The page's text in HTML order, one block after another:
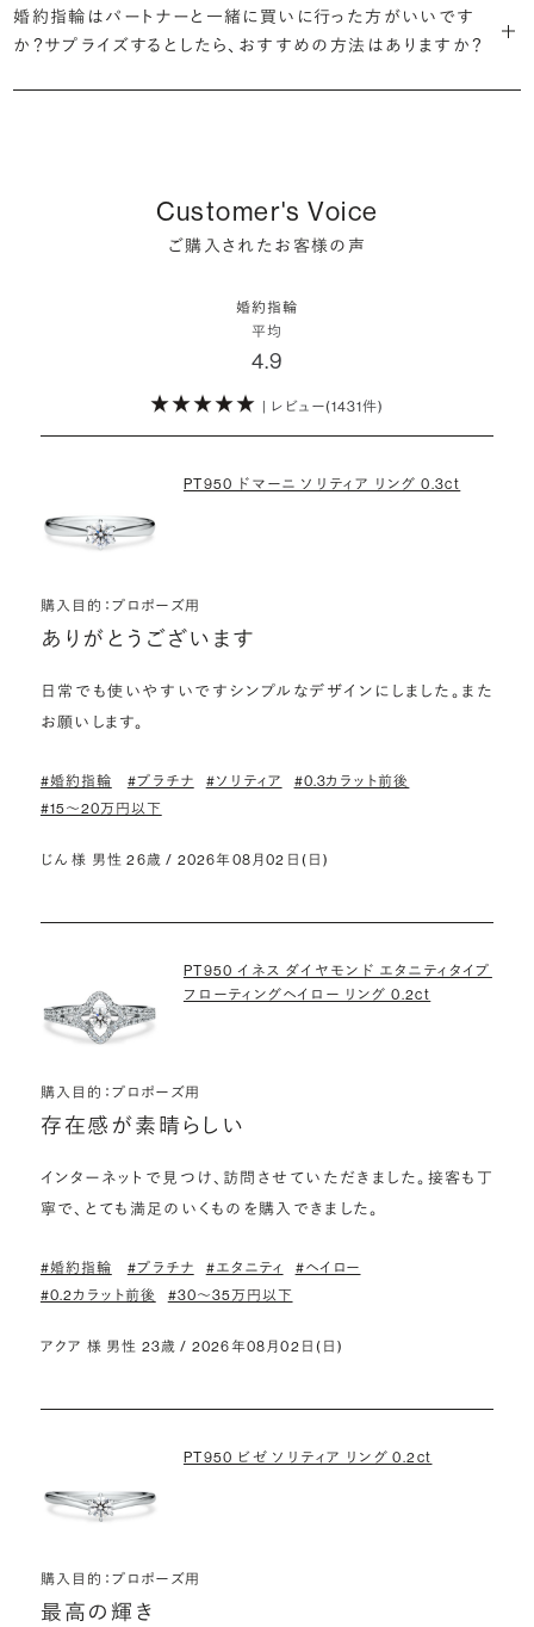
バイスを受けてみてください。より後悔のない婚約指輪選びにつなが
・婚約指輪に留める一石を自分で選べる
ダイヤモンド供給元のデータと直接繋がる独自の検索画面で、品質を
機関が発行した鑑定書が付き、品質が保証されます。
・メレダイヤモンドまでブライダル品質
婚約指輪にさらなる華やかさを添える小ぶりなダイヤモンドも、一般的
わたしたちのダイヤモンドについて
も可能です。
詳しくはこちら
婚約指輪は結婚するために必須のものではありませんが、中には「昔
から憧れがあったがパートナーに遠慮して欲しいと言い出せなかっ
検討していただければと思います。
※データ出典：結婚マーケット調査2025
ん。
婚約指輪はパートナーと一緒に買いに行った方がいいです
か？サプライズするとしたら、おすすめの方法はありますか？
しかし、サプライズで贈り贈られるのも、やはり素敵な経験。ブリリアン
ぜひお二人らしいスタイルを見つけてみてください。
Customer's Voice
ご購入されたお客様の声
婚約指輪
平均
4.9
| レビュー(1431件)
PT950 ドマーニ ソリティア リング 0.3ct
購入目的：プロポーズ用
ありがとうございます
日常でも使いやすいですシンプルなデザインにしました。また
お願いします。
#婚約指輪 #プラチナ #ソリティア
#0.3カラット前後
#15〜20万円以下
じん 様 男性 26歳 / 2026年08月02日(日)
PT950 イネス ダイヤモンド エタニティタイプ
フローティングヘイロー リング 0.2ct
購入目的：プロポーズ用
存在感が素晴らしい
インターネットで見つけ、訪問させていただきました。接客も丁
寧で、とても満足のいくものを購入できました。
#婚約指輪 #プラチナ #エタニティ
#ヘイロー
#0.2カラット前後
#30〜35万円以下
アクア 様 男性 23歳 / 2026年08月02日(日)
PT950 ビゼ ソリティア リング 0.2ct
購入目的：プロポーズ用
最高の輝き